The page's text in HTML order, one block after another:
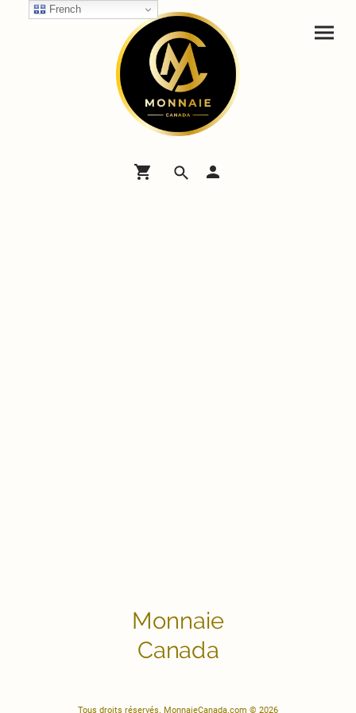
Monnaie
Canada
Tous droits réservés. MonnaieCanada.com © 2026
French